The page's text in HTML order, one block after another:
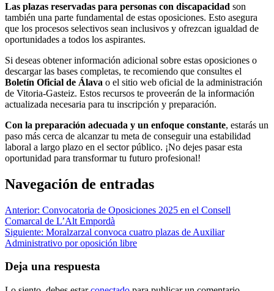
Las plazas reservadas para personas con discapacidad son
también una parte fundamental de estas oposiciones. Esto asegura
que los procesos selectivos sean inclusivos y ofrezcan igualdad de
oportunidades a todos los aspirantes.
Si deseas obtener información adicional sobre estas oposiciones o
descargar las bases completas, te recomiendo que consultes el
Boletín Oficial de Álava o el sitio web oficial de la administración
de Vitoria-Gasteiz. Estos recursos te proveerán de la información
actualizada necesaria para tu inscripción y preparación.
Con la preparación adecuada y un enfoque constante, estarás un
paso más cerca de alcanzar tu meta de conseguir una estabilidad
laboral a largo plazo en el sector público. ¡No dejes pasar esta
oportunidad para transformar tu futuro profesional!
Navegación de entradas
Anterior: Convocatoria de Oposiciones 2025 en el Consell
Comarcal de L’Alt Empordà
Siguiente: Moralzarzal convoca cuatro plazas de Auxiliar
Administrativo por oposición libre
Deja una respuesta